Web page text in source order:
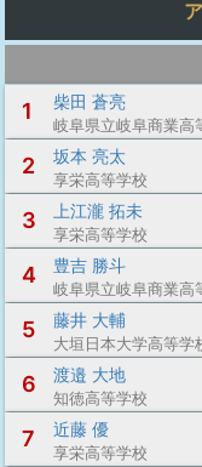
1
柴田 蒼亮
岐阜県立岐阜商業高
2 坂本 亮太
享栄高等学校
3 上江瀧 拓未
享栄高等学校
4 豊吉 勝斗
岐阜県立岐阜商業高
5 藤井 大輔
大垣日本大学高等学
6 渡邉 大地
知徳高等学校
7 近藤 優
享栄高等学校